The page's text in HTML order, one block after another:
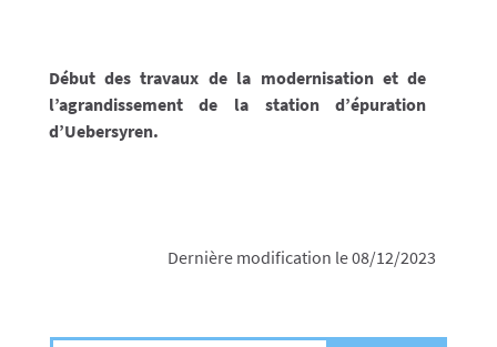
Début des travaux de la modernisation et de
l’agrandissement de la station d’épuration
d’Uebersyren.
Dernière modification le 08/12/2023